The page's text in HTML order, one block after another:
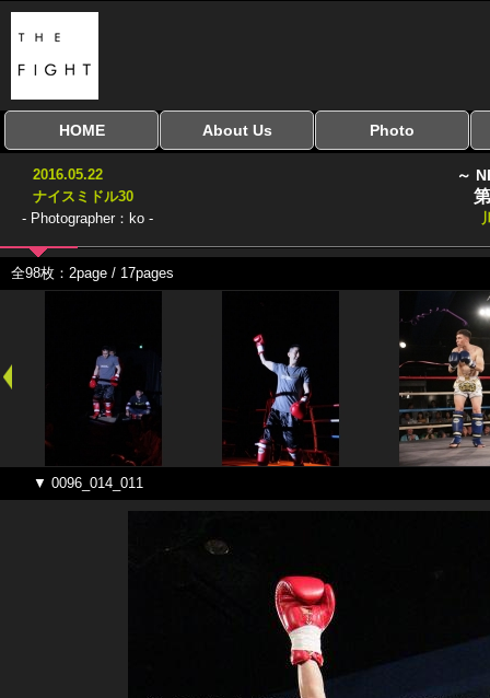
HOME
全興行を表示
ナイスミドル
アマチュアキック
協議会
全日本学生キック
建武館キッズ大会
Bigbang
おやじファイト
About Us Photo
2016.05.22
ナイスミドル30
- Photographer：ko -
～
全98枚：2page / 17pages
▼ 0096_014_011